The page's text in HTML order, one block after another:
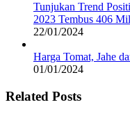
Tunjukan Trend
2023 Tembus 406
22/01/2024
Harga Tomat, Jahe
01/01/2024
Related Posts